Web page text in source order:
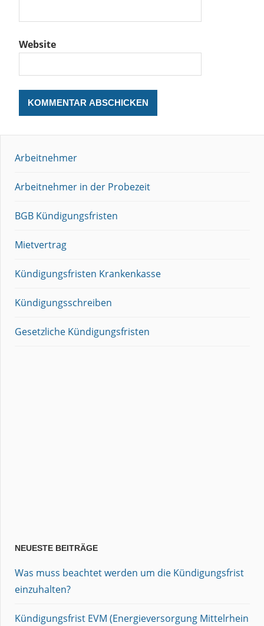
Website
Arbeitnehmer
Arbeitnehmer in der Probezeit
BGB Kündigungsfristen
Mietvertrag
Kündigungsfristen Krankenkasse
Kündigungsschreiben
Gesetzliche Kündigungsfristen
NEUESTE BEITRÄGE
Was muss beachtet werden um die Kündigungsfrist
einzuhalten?
Kündigungsfrist EVM (Energieversorgung Mittelrhein